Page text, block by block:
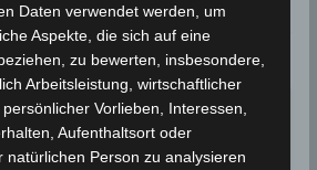
wird eine
von 45,4°C
Daten verwendet werden, um
Aspekte, die sich auf eine
zu bewerten, insbesondere,
Arbeitsleistung, wirtschaftlicher
Vorlieben, Interessen,
Aufenthaltsort oder
natürlichen Person zu analysieren